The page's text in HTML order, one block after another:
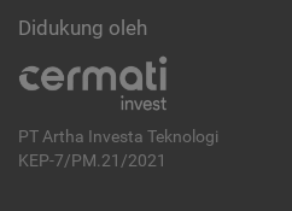
Didukung oleh
PT Artha Investa Teknologi
KEP-7/PM.21/2021